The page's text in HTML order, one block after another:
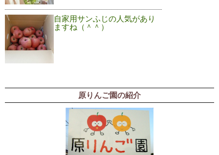
自家用サンふじの人気があり
ますね（＾＾）
原りんご園の紹介